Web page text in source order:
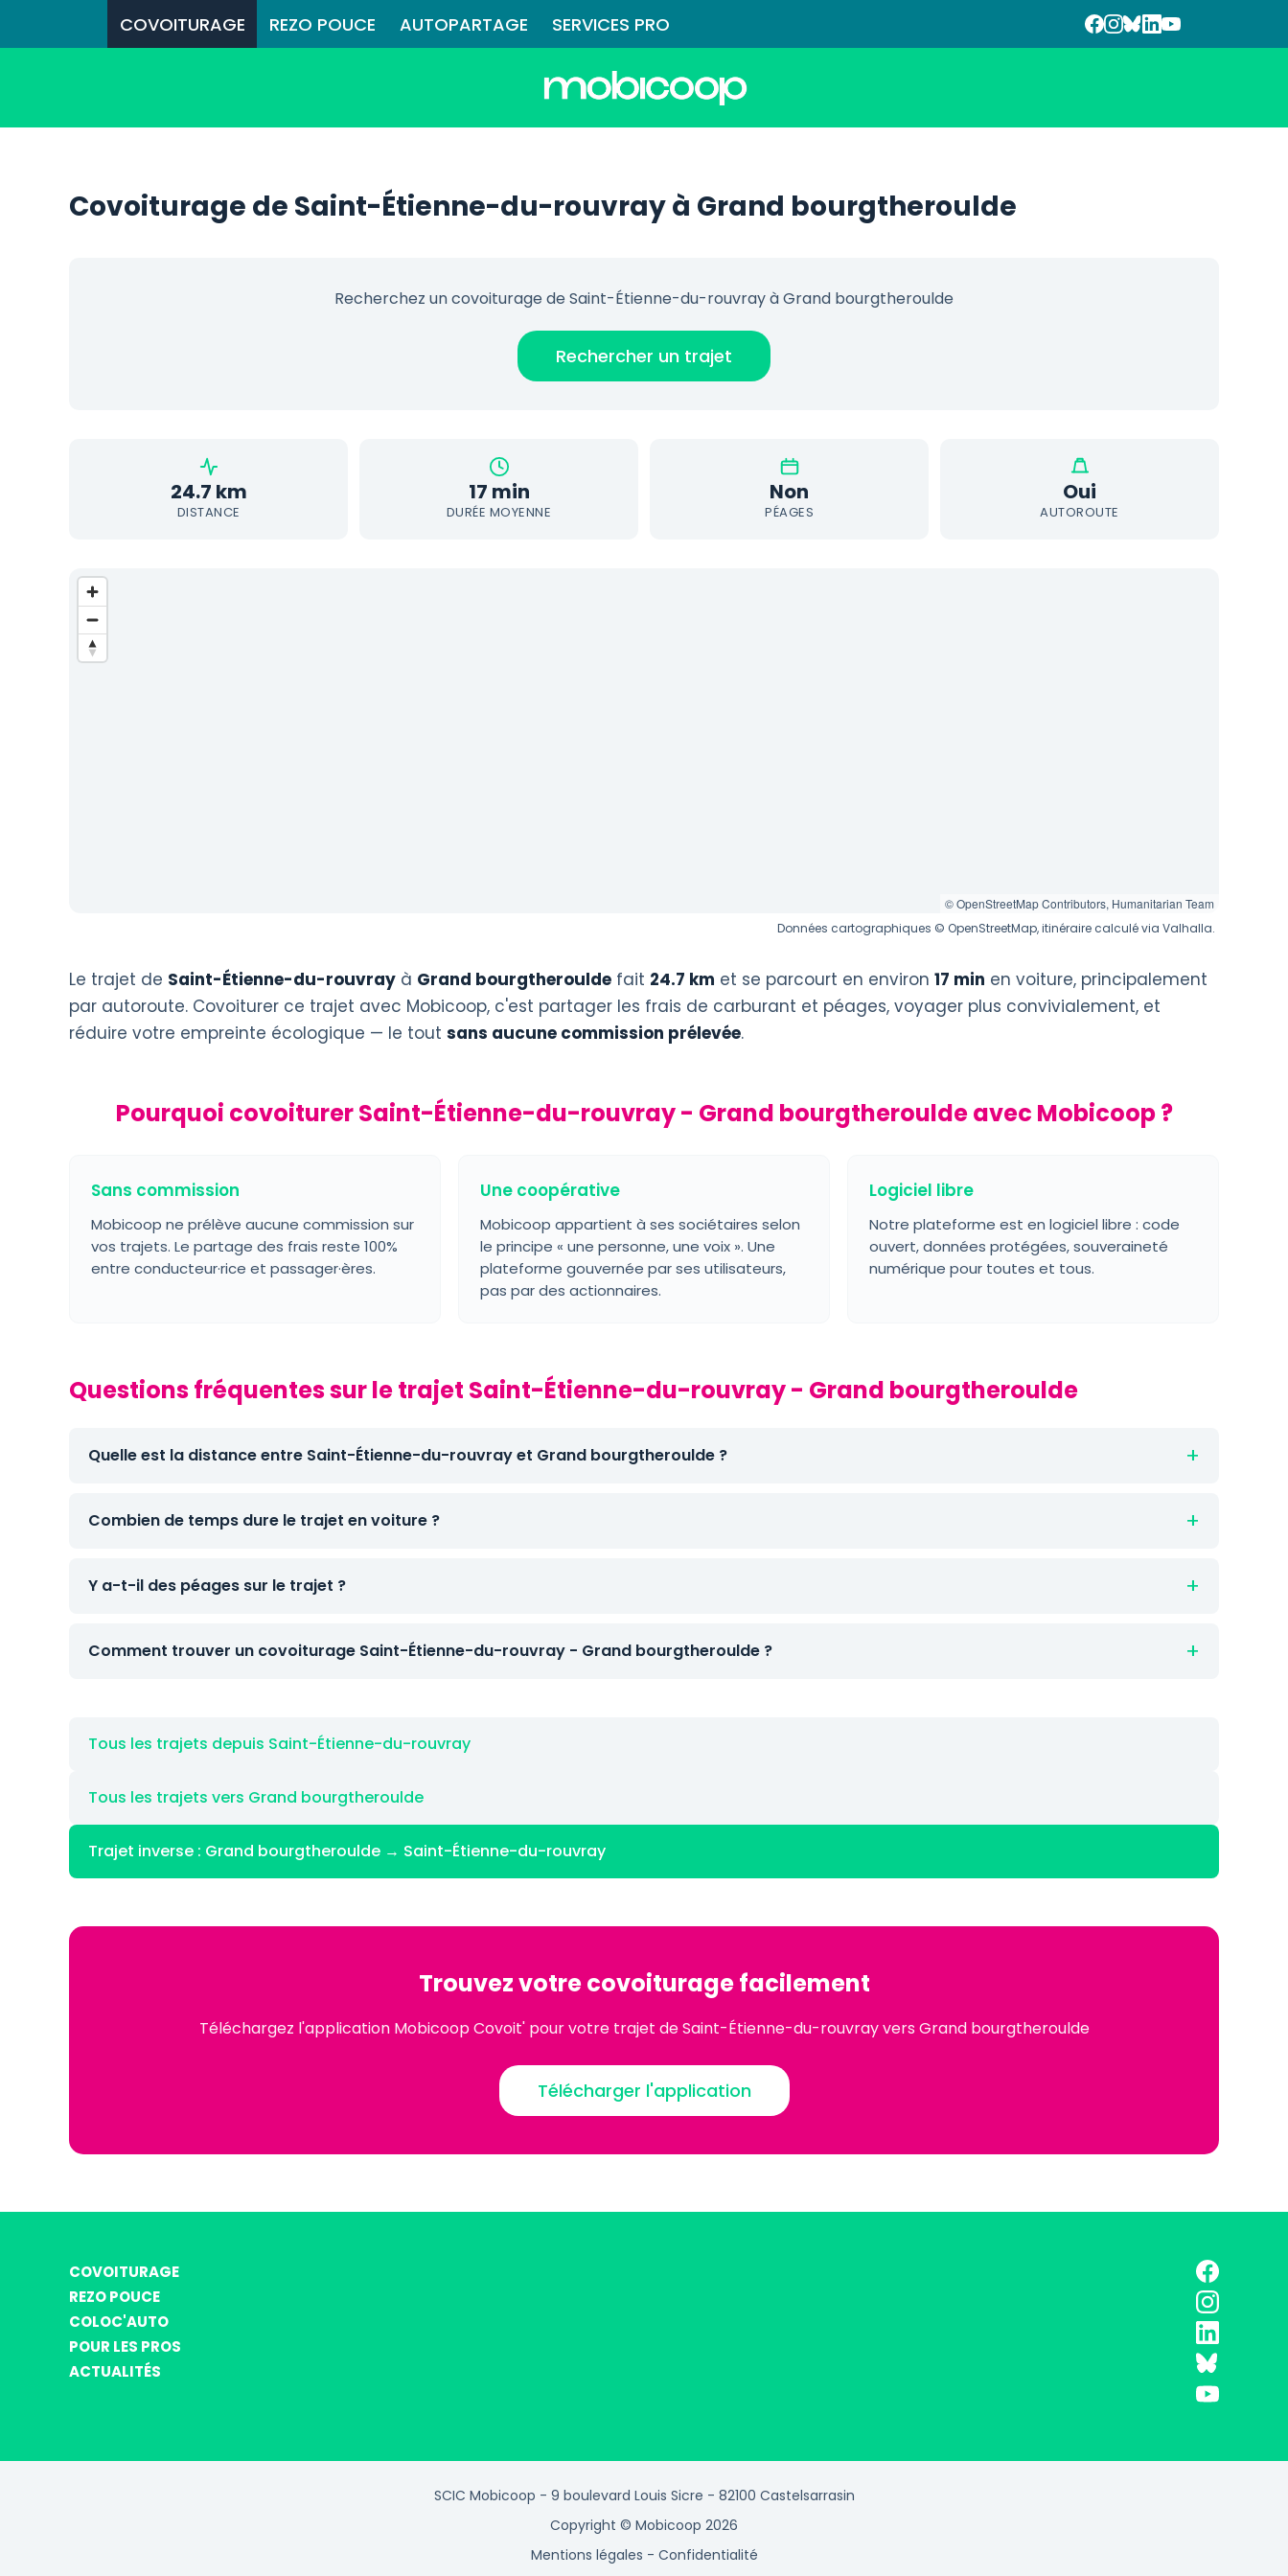
COVOITURAGE REZO POUCE AUTOPARTAGE SERVICES PRO
Covoiturage de Saint-Étienne-du-rouvray à Grand bourgtheroulde
Recherchez un covoiturage de Saint-Étienne-du-rouvray à Grand bourgtheroulde
Rechercher un trajet
24.7 km
DISTANCE
17 min
DURÉE MOYENNE
Non
PÉAGES
Oui
AUTOROUTE
© OpenStreetMap Contributors, Humanitarian Team
Données cartographiques © OpenStreetMap, itinéraire calculé via Valhalla.
Le trajet de Saint-Étienne-du-rouvray à Grand bourgtheroulde fait 24.7 km et se parcourt en environ 17 min en voiture, principalement
par autoroute. Covoiturer ce trajet avec Mobicoop, c'est partager les frais de carburant et péages, voyager plus convivialement, et
réduire votre empreinte écologique — le tout sans aucune commission prélevée.
Pourquoi covoiturer Saint-Étienne-du-rouvray - Grand bourgtheroulde avec Mobicoop ?
Sans commission
Mobicoop ne prélève aucune commission sur
vos trajets. Le partage des frais reste 100%
entre conducteur·rice et passager·ères.
Une coopérative
Mobicoop appartient à ses sociétaires selon
le principe « une personne, une voix ». Une
plateforme gouvernée par ses utilisateurs,
pas par des actionnaires.
Logiciel libre
Notre plateforme est en logiciel libre : code
ouvert, données protégées, souveraineté
numérique pour toutes et tous.
Questions fréquentes sur le trajet Saint-Étienne-du-rouvray - Grand bourgtheroulde
Quelle est la distance entre Saint-Étienne-du-rouvray et Grand bourgtheroulde ?
Combien de temps dure le trajet en voiture ?
Y a-t-il des péages sur le trajet ?
Comment trouver un covoiturage Saint-Étienne-du-rouvray - Grand bourgtheroulde ?
Tous les trajets depuis Saint-Étienne-du-rouvray
Tous les trajets vers Grand bourgtheroulde
Trajet inverse : Grand bourgtheroulde → Saint-Étienne-du-rouvray
Trouvez votre covoiturage facilement
Téléchargez l'application Mobicoop Covoit' pour votre trajet de Saint-Étienne-du-rouvray vers Grand bourgtheroulde
Télécharger l'application
COVOITURAGE
REZO POUCE
COLOC'AUTO
POUR LES PROS
ACTUALITÉS
SCIC Mobicoop - 9 boulevard Louis Sicre - 82100 Castelsarrasin
Copyright © Mobicoop 2026
Mentions légales - Confidentialité